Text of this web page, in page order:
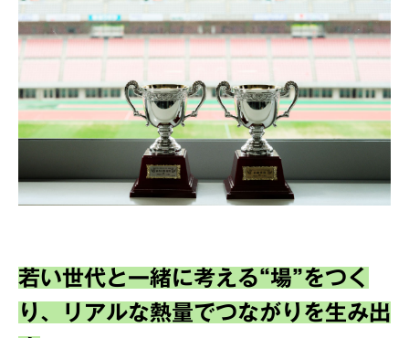
若い世代と一緒に考える“場”をつく
り、リアルな熱量でつながりを生み出